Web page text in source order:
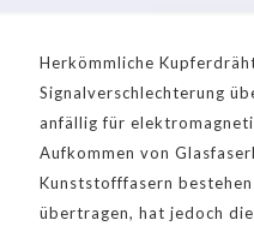
Herkömmliche
Signalverschlechterung
anfällig für
Aufkommen von
Kunststofffasern
übertragen, hat jedoch